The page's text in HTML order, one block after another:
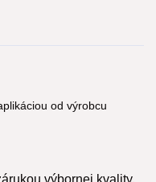
od výrobcu